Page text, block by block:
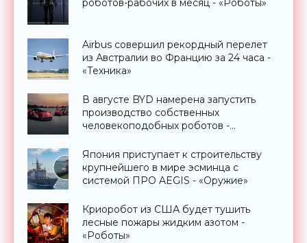
роботов-рабочих в месяц - «Роботы»
Airbus совершил рекордный перелет
из Австралии во Францию за 24 часа -
«Техника»
В августе BYD намерена запустить
производство собственных
человекоподобных роботов -
Япония приступает к строительству
крупнейшего в мире эсминца с
системой ПРО AEGIS - «Оружие»
Криоробот из США будет тушить
лесные пожары жидким азотом -
«Роботы»